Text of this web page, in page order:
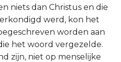
niets dan Christus en die
werd, kon het
worden aan
het woord vergezelde.
zijn, niet op menselijke